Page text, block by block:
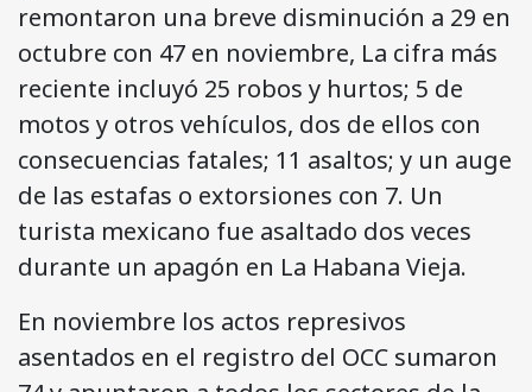
remontaron una breve disminución a 29 en
octubre con 47 en noviembre, La cifra más
reciente incluyó 25 robos y hurtos; 5 de
motos y otros vehículos, dos de ellos con
consecuencias fatales; 11 asaltos; y un auge
de las estafas o extorsiones con 7. Un
turista mexicano fue asaltado dos veces
durante un apagón en La Habana Vieja.
En noviembre los actos represivos
asentados en el registro del OCC sumaron